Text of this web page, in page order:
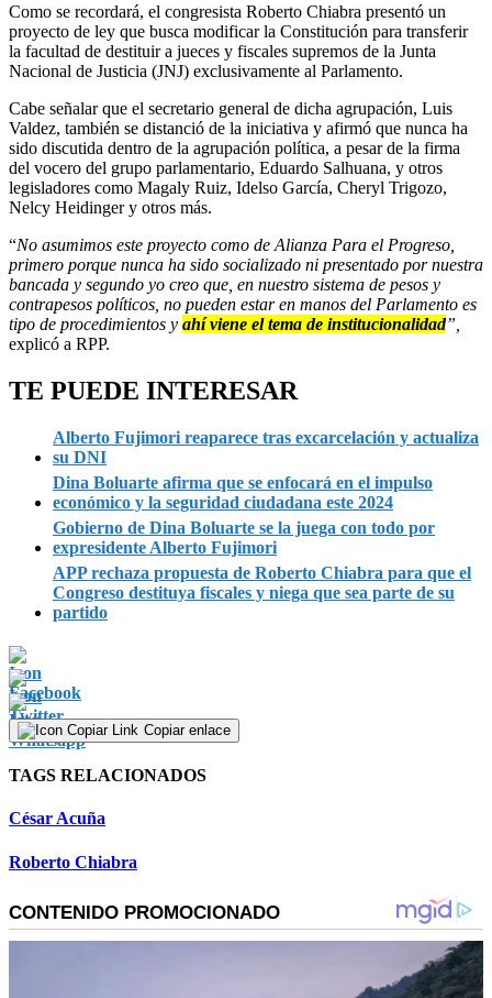
Como se recordará, el congresista Roberto Chiabra presentó un
proyecto de ley que busca modificar la Constitución para transferir
la facultad de destituir a jueces y fiscales supremos de la Junta
Nacional de Justicia (JNJ) exclusivamente al Parlamento.
Cabe señalar que el secretario general de dicha agrupación, Luis
Valdez, también se distanció de la iniciativa y afirmó que nunca ha
sido discutida dentro de la agrupación política, a pesar de la firma
del vocero del grupo parlamentario, Eduardo Salhuana, y otros
legisladores como Magaly Ruiz, Idelso García, Cheryl Trigozo,
Nelcy Heidinger y otros más.
“No asumimos este proyecto como de Alianza Para el Progreso,
primero porque nunca ha sido socializado ni presentado por nuestra
bancada y segundo yo creo que, en nuestro sistema de pesos y
contrapesos políticos, no pueden estar en manos del Parlamento es
tipo de procedimientos y ahí viene el tema de institucionalidad”,
explicó a RPP.
TE PUEDE INTERESAR
Alberto Fujimori reaparece tras excarcelación y actualiza
su DNI
Dina Boluarte afirma que se enfocará en el impulso
económico y la seguridad ciudadana este 2024
Gobierno de Dina Boluarte se la juega con todo por
expresidente Alberto Fujimori
APP rechaza propuesta de Roberto Chiabra para que el
Congreso destituya fiscales y niega que sea parte de su
partido
Copiar enlace
TAGS RELACIONADOS
César Acuña
Roberto Chiabra